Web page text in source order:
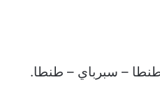
– سبرباي – طنطا.